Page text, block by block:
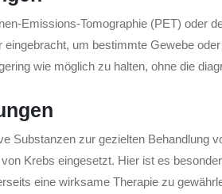
Emissions-Tomographie (PET) oder
um bestimmte Gewebe
wie möglich zu halten, ohne die
Substanzen zur gezielten Behandlung
Krebs eingesetzt. Hier ist es
eine wirksame Therapie zu